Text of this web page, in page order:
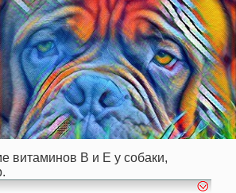
витаминов В и Е у собаки,